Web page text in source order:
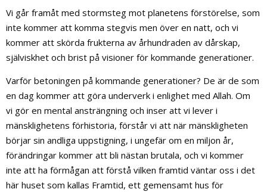
Vi går framåt med stormsteg mot planetens förstörelse, som
inte kommer att komma stegvis men över en natt, och vi
kommer att skörda frukterna av århundraden av dårskap,
själviskhet och brist på visioner för kommande generationer.
Varför betoningen på kommande generationer? De är de som
en dag kommer att göra underverk i enlighet med Allah. Om
vi gör en mental ansträngning och inser att vi lever i
mänsklighetens förhistoria, förstår vi att när mänskligheten
börjar sin andliga uppstigning, i ungefär om en miljon år,
förändringar kommer att bli nästan brutala, och vi kommer
inte att ha förmågan att förstå vilken framtid väntar oss i det
här huset som kallas Framtid, ett gemensamt hus för